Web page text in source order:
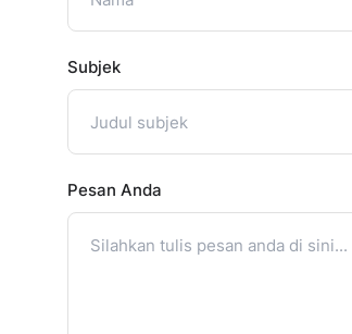
Subjek
Pesan Anda